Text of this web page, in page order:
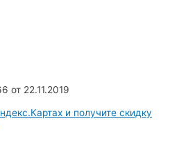
22.11.2019
и получите скидку